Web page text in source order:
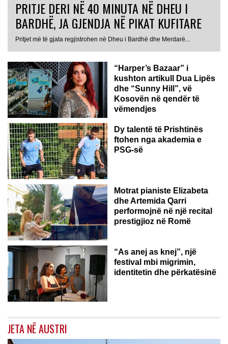
PRITJE DERI NË 40 MINUTA NË DHEU I
BARDHË, JA GJENDJA NË PIKAT KUFITARE
Pritjet më të gjata regjistrohen në Dheu i Bardhë dhe Merdarë...
“Harper’s Bazaar” i
kushton artikull Dua Lipës
dhe “Sunny Hill”, vë
Kosovën në qendër të
vëmendjes
Dy talentë të Prishtinës
ftohen nga akademia e
PSG-së
ROMË
Motrat pianiste Elizabeta
dhe Artemida Qarri
performojnë në një recital
prestigjioz në Romë
“As anej as knej”, një
festival mbi migrimin,
identitetin dhe përkatësinë
JETA NË AUSTRI